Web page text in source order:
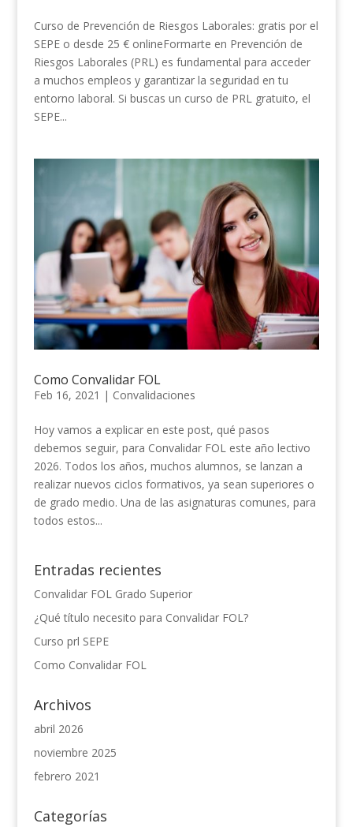
Curso de Prevención de Riesgos Laborales: gratis por el
SEPE o desde 25 € onlineFormarte en Prevención de
Riesgos Laborales (PRL) es fundamental para acceder
a muchos empleos y garantizar la seguridad en tu
entorno laboral. Si buscas un curso de PRL gratuito, el
SEPE...
Como Convalidar FOL
Feb 16, 2021 | Convalidaciones
Hoy vamos a explicar en este post, qué pasos
debemos seguir, para Convalidar FOL este año lectivo
2026. Todos los años, muchos alumnos, se lanzan a
realizar nuevos ciclos formativos, ya sean superiores o
de grado medio. Una de las asignaturas comunes, para
todos estos...
Entradas recientes
Convalidar FOL Grado Superior
¿Qué título necesito para Convalidar FOL?
Curso prl SEPE
Como Convalidar FOL
Archivos
abril 2026
noviembre 2025
febrero 2021
Categorías